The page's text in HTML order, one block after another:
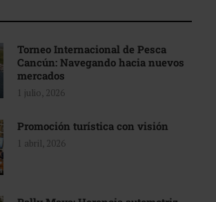
Torneo Internacional de Pesca
Cancún: Navegando hacia nuevos
mercados
1 julio, 2026
Promoción turística con visión
1 abril, 2026